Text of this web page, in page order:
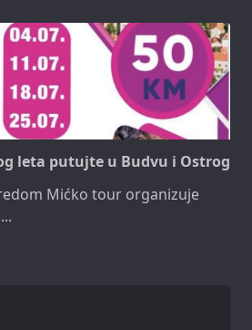
leta putujte u Budvu i Ostrog
Mićko tour organizuje
...